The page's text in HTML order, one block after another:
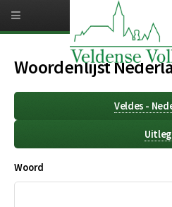
naar
inhoud
gaanWoordenlijst
Veldes -
Uitleg
Woord